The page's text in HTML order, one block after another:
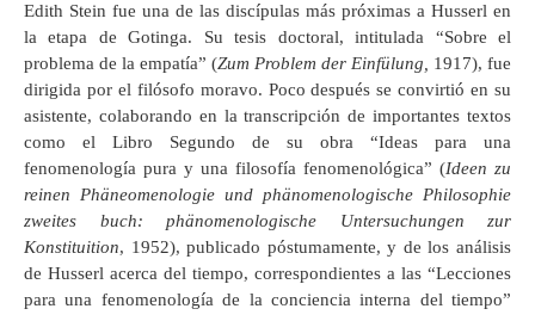
Edith Stein fue una de las discípulas más próximas a Husserl en
la etapa de Gotinga. Su tesis doctoral, intitulada “Sobre el
problema de la empatía” (Zum Problem der Einfülung, 1917), fue
dirigida por el filósofo moravo. Poco después se convirtió en su
asistente, colaborando en la transcripción de importantes textos
como el Libro Segundo de su obra “Ideas para una
fenomenología pura y una filosofía fenomenológica” (Ideen zu
reinen Phäneomenologie und phänomenologische Philosophie
zweites buch: phänomenologische Untersuchungen zur
Konstituition, 1952), publicado póstumamente, y de los análisis
de Husserl acerca del tiempo, correspondientes a las “Lecciones
para una fenomenología de la conciencia interna del tiempo”